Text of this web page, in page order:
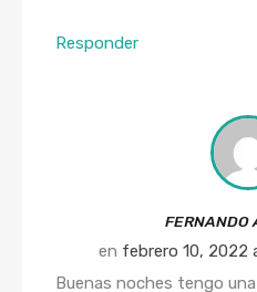
Responder
FERNANDO
en febrero 10, 2022
Buenas noches tengo